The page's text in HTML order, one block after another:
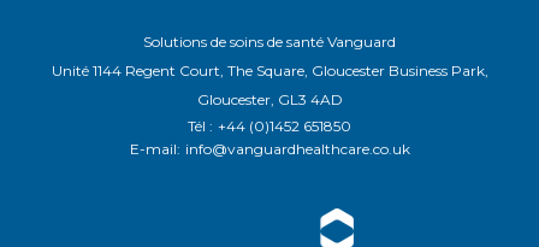
Solutions de soins de santé Vanguard
Unité 1144 Regent Court, The Square, Gloucester Business Park,
Gloucester, GL3 4AD
Tél : +44 (0)1452 651850
E-mail: info@vanguardhealthcare.co.uk